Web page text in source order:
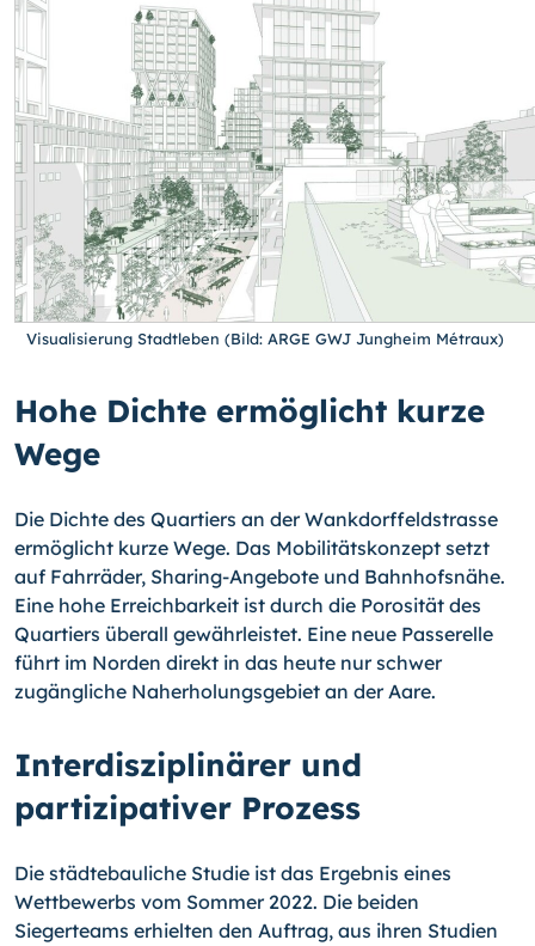
Visualisierung Stadtleben (Bild: ARGE GWJ Jungheim Métraux)
Hohe Dichte ermöglicht kurze
Wege
Die Dichte des Quartiers an der Wankdorffeldstrasse
ermöglicht kurze Wege. Das Mobilitätskonzept setzt
auf Fahrräder, Sharing-Angebote und Bahnhofsnähe.
Eine hohe Erreichbarkeit ist durch die Porosität des
Quartiers überall gewährleistet. Eine neue Passerelle
führt im Norden direkt in das heute nur schwer
zugängliche Naherholungsgebiet an der Aare.
Interdisziplinärer und
partizipativer Prozess
Die städtebauliche Studie ist das Ergebnis eines
Wettbewerbs vom Sommer 2022. Die beiden
Siegerteams erhielten den Auftrag, aus ihren Studien